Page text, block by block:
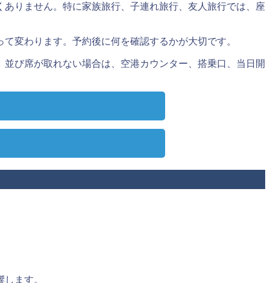
りません。特に家族旅行、子連れ旅行、友人旅行では、座
変わります。予約後に何を確認するかが大切です。
び席が取れない場合は、空港カウンター、搭乗口、当日開
ます。